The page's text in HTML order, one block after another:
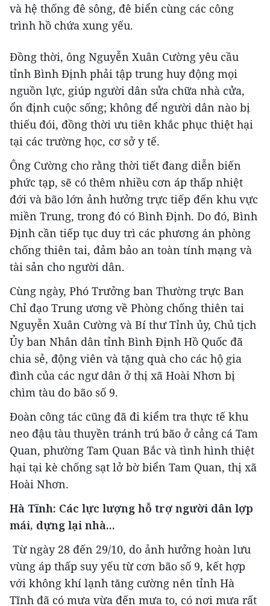
và hệ thống đê sông, đê biển cùng các công
trình hồ chứa xung yếu.
Đồng thời, ông Nguyễn Xuân Cường yêu cầu
tỉnh Bình Định phải tập trung huy động mọi
nguồn lực, giúp người dân sửa chữa nhà cửa,
ổn định cuộc sống; không để người dân nào bị
thiếu đói, đồng thời ưu tiên khắc phục thiệt hại
tại các trường học, cơ sở y tế.
Ông Cường cho rằng thời tiết đang diễn biến
phức tạp, sẽ có thêm nhiều cơn áp thấp nhiệt
đới và bão lớn ảnh hưởng trực tiếp đến khu vực
miền Trung, trong đó có Bình Định. Do đó, Bình
Định cần tiếp tục duy trì các phương án phòng
chống thiên tai, đảm bảo an toàn tính mạng và
tài sản cho người dân.
Cùng ngày, Phó Trưởng ban Thường trực Ban
Chỉ đạo Trung ương về Phòng chống thiên tai
Nguyễn Xuân Cường và Bí thư Tỉnh ủy, Chủ tịch
Ủy ban Nhân dân tỉnh Bình Định Hồ Quốc đã
chia sẻ, động viên và tặng quà cho các hộ gia
đình của các ngư dân ở thị xã Hoài Nhơn bị
chìm tàu do bão số 9.
Đoàn công tác cũng đã đi kiểm tra thực tế khu
neo đậu tàu thuyền tránh trú bão ở cảng cá Tam
Quan, phường Tam Quan Bắc và tình hình thiệt
hại tại kè chống sạt lở bờ biển Tam Quan, thị xã
Hoài Nhơn.
Hà Tĩnh: Các lực lượng hỗ trợ người dân lợp
mái, dựng lại nhà...
Từ ngày 28 đến 29/10, do ảnh hưởng hoàn lưu
vùng áp thấp suy yếu từ cơn bão số 9, kết hợp
với không khí lạnh tăng cường nên tỉnh Hà
Tĩnh đã có mưa vừa đến mưa to, có nơi mưa rất